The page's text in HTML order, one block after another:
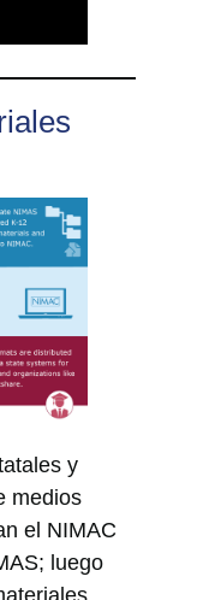
y
medios
el NIMAC
luego